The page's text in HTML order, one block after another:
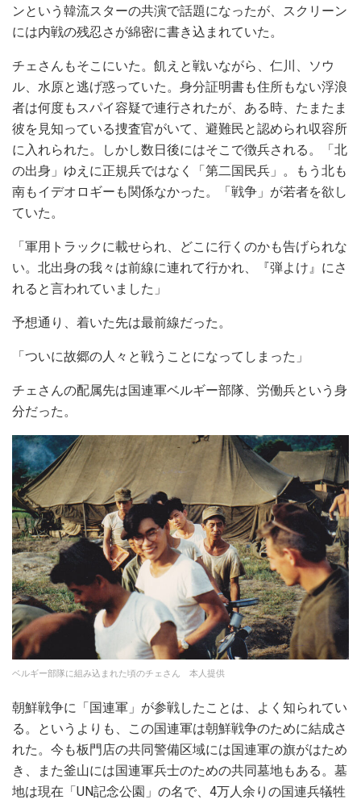
ンという韓流スターの共演で話題になったが、スクリーン
には内戦の残忍さが綿密に書き込まれていた。
チェさんもそこにいた。飢えと戦いながら、仁川、ソウ
ル、水原と逃げ惑っていた。身分証明書も住所もない浮浪
者は何度もスパイ容疑で連行されたが、ある時、たまたま
彼を見知っている捜査官がいて、避難民と認められ収容所
に入れられた。しかし数日後にはそこで徴兵される。「北
の出身」ゆえに正規兵ではなく「第二国民兵」。もう北も
南もイデオロギーも関係なかった。「戦争」が若者を欲し
ていた。
「軍用トラックに載せられ、どこに行くのかも告げられな
い。北出身の我々は前線に連れて行かれ、『弾よけ』にさ
れると言われていました」
予想通り、着いた先は最前線だった。
「ついに故郷の人々と戦うことになってしまった」
チェさんの配属先は国連軍ベルギー部隊、労働兵という身
分だった。
ベルギー部隊に組み込まれた頃のチェさん 本人提供
朝鮮戦争に「国連軍」が参戦したことは、よく知られてい
る。というよりも、この国連軍は朝鮮戦争のために結成さ
れた。今も板門店の共同警備区域には国連軍の旗がはため
き、また釜山には国連軍兵士のための共同墓地もある。墓
地は現在「UN記念公園」の名で、4万人余りの国連兵犠牲